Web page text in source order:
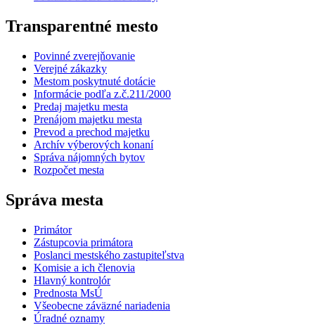
Transparentné mesto
Povinné zverejňovanie
Verejné zákazky
Mestom poskytnuté dotácie
Informácie podľa z.č.211/2000
Predaj majetku mesta
Prenájom majetku mesta
Prevod a prechod majetku
Archív výberových konaní
Správa nájomných bytov
Rozpočet mesta
Správa mesta
Primátor
Zástupcovia primátora
Poslanci mestského zastupiteľstva
Komisie a ich členovia
Hlavný kontrolór
Prednosta MsÚ
Všeobecne záväzné nariadenia
Úradné oznamy